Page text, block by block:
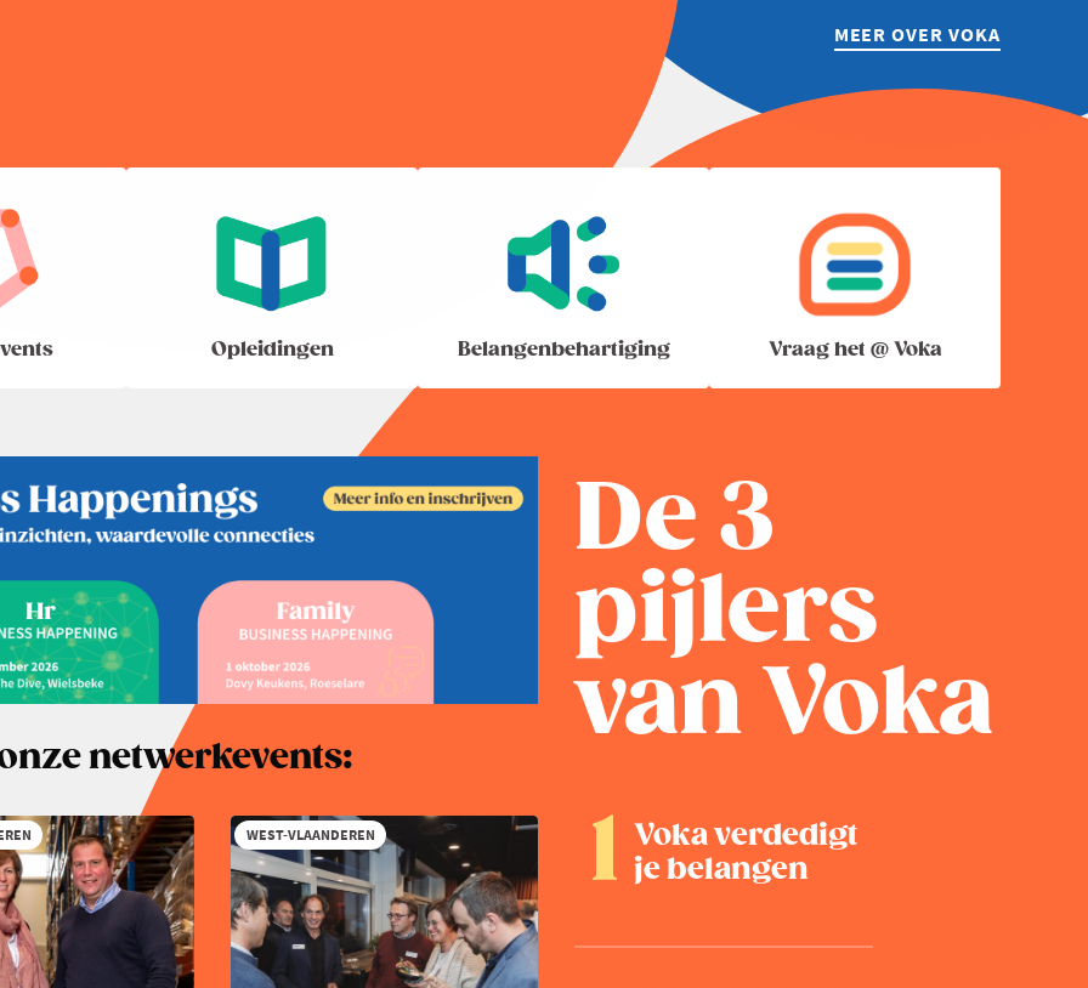
MEER OVER VOKA
Opleidingen Belangenbehartiging Vraag het @ Voka
netwerkevents:
WEST-VLAANDEREN
De 3
pijlers
van Voka
Voka verdedigt
je belangen